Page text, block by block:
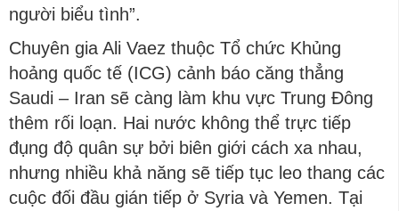
người biểu tình”.
Chuyên gia Ali Vaez thuộc Tổ chức Khủng
hoảng quốc tế (ICG) cảnh báo căng thẳng
Saudi – Iran sẽ càng làm khu vực Trung Đông
thêm rối loạn. Hai nước không thể trực tiếp
đụng độ quân sự bởi biên giới cách xa nhau,
nhưng nhiều khả năng sẽ tiếp tục leo thang các
cuộc đối đầu gián tiếp ở Syria và Yemen. Tại